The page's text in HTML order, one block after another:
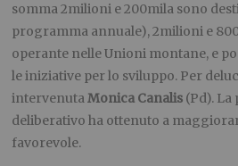
somma 2milioni e 200mila sono
programma annuale), 2milioni e
operante nelle Unioni montane, e
le iniziative per lo sviluppo. Per
intervenutaMonica Canalis (Pd). La
deliberativo ha ottenuto a
favorevole.